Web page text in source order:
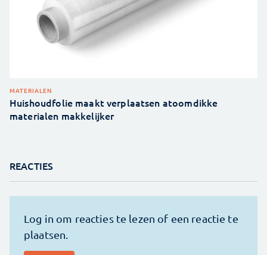
MATERIALEN
Huishoudfolie maakt verplaatsen atoomdikke
materialen makkelijker
REACTIES